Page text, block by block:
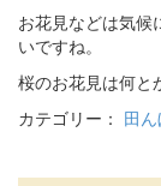
お花見などは気候
いですね。
桜のお花見は何と
カテゴリー： 田